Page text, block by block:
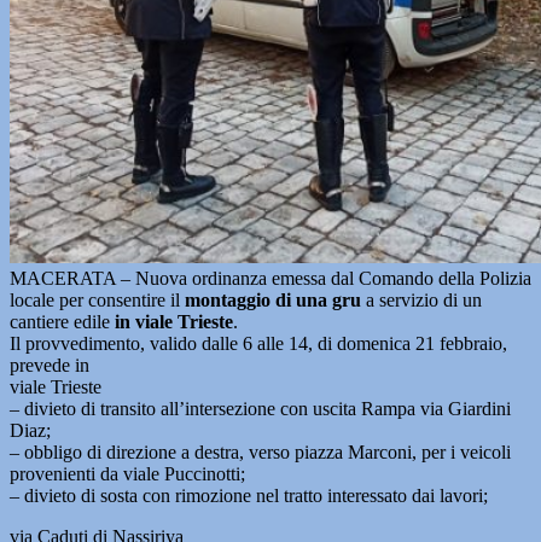
MACERATA – Nuova ordinanza emessa dal Comando della Polizia
locale per consentire il montaggio di una gru a servizio di un
cantiere edile in viale Trieste.
Il provvedimento, valido dalle 6 alle 14, di domenica 21 febbraio,
prevede in
viale Trieste
– divieto di transito all’intersezione con uscita Rampa via Giardini
Diaz;
– obbligo di direzione a destra, verso piazza Marconi, per i veicoli
provenienti da viale Puccinotti;
– divieto di sosta con rimozione nel tratto interessato dai lavori;
via Caduti di Nassiriya